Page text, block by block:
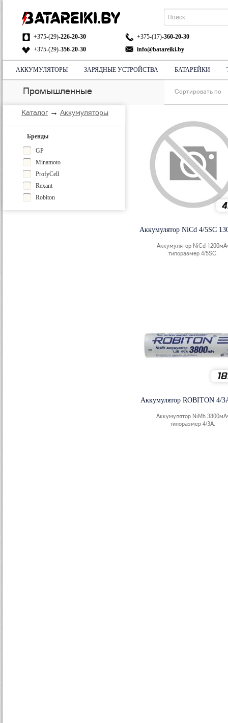
+375-(29)-226-20-30
+375-(29)-356-20-30
+375-(17)-360-20-30
info@batareiki.by
АДРЕС:
НА КАРТЕ
АККУМУЛЯТОРЫ ЗАРЯДНЫЕ УСТРОЙСТВА БАТАРЕЙКИ
Промышленные Сортировать по
Каталог→ Аккумуляторы
Бренды
GP
Minamoto
ProfyCell
Rexant
Robiton
Аккумулятор NiCd 4/5SC
Аккумулятор NiCd
типоразмер 4/5SC.
Аккумулятор ROBITON 4/
Аккумулятор NiMh
типоразмер 4/3A.